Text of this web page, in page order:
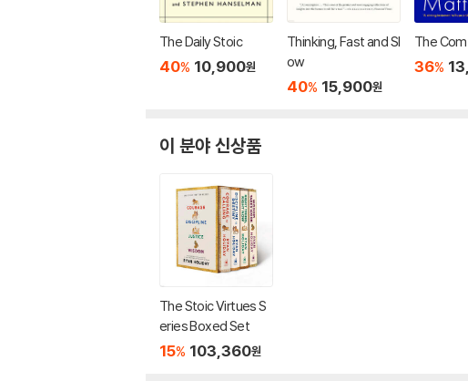
The Daily Stoic
40% 10,900원
Thinking, Fast and Sl
ow
40% 15,900원
The
36%
이 분야 신상품
The Stoic Virtues S
eries Boxed Set
15% 103,360원